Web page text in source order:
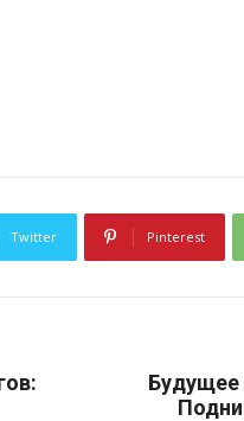
Twitter Pinterest